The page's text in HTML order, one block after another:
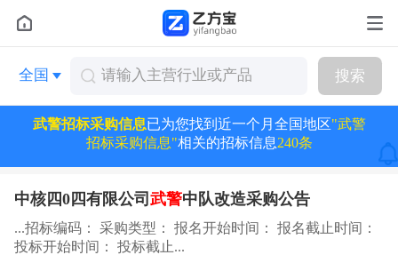
全国 搜索
武警招标采购信息已为您找到近一个月全国地区"武警
招标采购信息"相关的招标信息240条
中核四0四有限公司 武警中队改造采购公告
...招标编码： 采购类型： 报名开始时间： 报名截止时间：
投标开始时间： 投标截止...